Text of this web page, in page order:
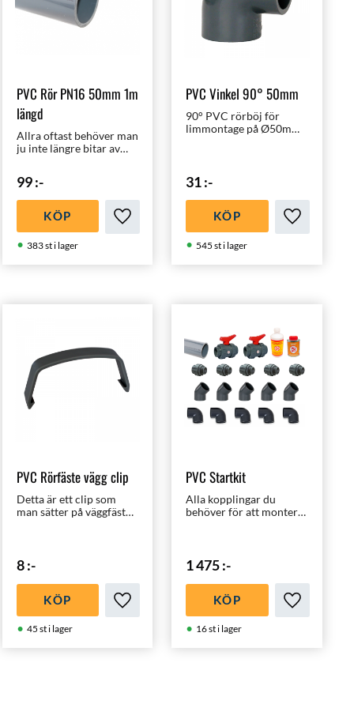
favoriter
PVC Rör PN16 50mm 1m
längd
Allra oftast behöver man
ju inte längre bitar av
poolinstallation. Längre
sträckor drar man ändå
flexslang.
99:-
Lägg till i favoriter
383 st i lager
KÖP
PVC Vinkel 90° 50mm
90° PVC rörböj för
limmontage på Ø50mm
naturligtvis är av högsta
kvalité!
31:-
Lägg till i
545 st i lager
KÖP
favoriter
PVC Rörfäste vägg clip
Detta är ett clip som
man sätter på väggfästet
8:-
Lägg till i favoriter
45 st i lager
KÖP
PVC Startkit
Alla kopplingar du
behöver för att montera
1 475:-
Lägg till i
16 st i lager
KÖP